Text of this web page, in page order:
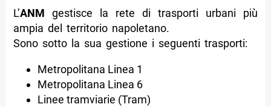
L’ANM gestisce la rete di trasporti urbani più
ampia del territorio napoletano.
Sono sotto la sua gestione i seguenti trasporti:
Metropolitana Linea 1
Metropolitana Linea 6
Linee tramviarie (Tram)